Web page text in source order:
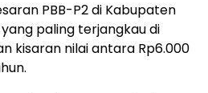
PBB-P2 di Kabupaten
paling terjangkau di
kisaran nilai antara Rp6.000